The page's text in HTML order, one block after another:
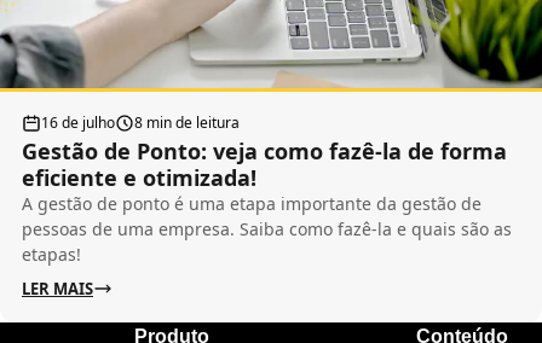
16 de julho 8 min de leitura
Gestão de Ponto: veja como fazê-la de forma
eficiente e otimizada!
A gestão de ponto é uma etapa importante da gestão de
pessoas de uma empresa. Saiba como fazê-la e quais são as
etapas!
LER MAIS
Produto Conteúdo